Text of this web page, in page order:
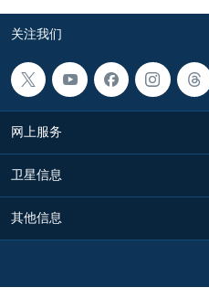
关注我们
网上服务
卫星信息
其他信息